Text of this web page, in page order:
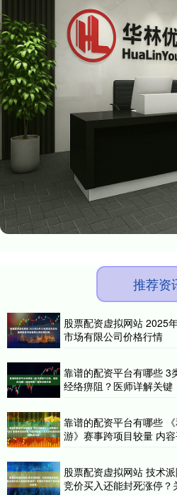
推荐资
股票配资虚拟网站 2025
市场有限公司价格行情
靠谱的配资平台有哪些 3
经络痹阻？医师详解关键
靠谱的配资平台有哪些
游》赛事跨项目较量 内
股票配资虚拟网站 技术
竞价买入还能封死涨停？